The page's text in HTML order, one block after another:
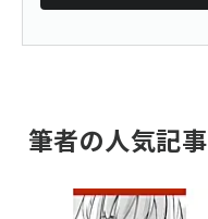
筆者の人気記事